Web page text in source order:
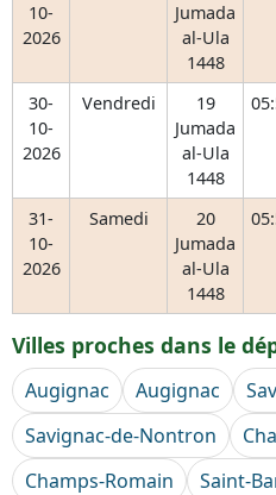
10-
2026
Jumada
al-Ula
1448
30-
10-
2026
Vendredi
19
Jumada
al-Ula
1448
31-
10-
2026
Samedi
20
Jumada
al-Ula
1448
Villes proches dans le
Augignac Augignac
Savignac-de-Nontron
Champs-Romain
Saint-